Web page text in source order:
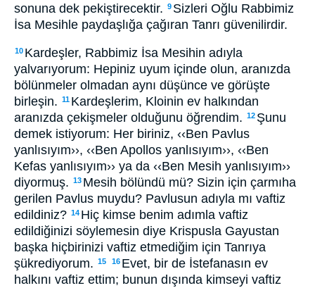
sonuna dek pekiştirecektir. 9 Sizleri Oğlu Rabbimiz
İsa Mesihle paydaşlığa çağıran Tanrı güvenilirdir.
10 Kardeşler, Rabbimiz İsa Mesihin adıyla
yalvarıyorum: Hepiniz uyum içinde olun, aranızda
bölünmeler olmadan aynı düşünce ve görüşte
birleşin. 11 Kardeşlerim, Kloinin ev halkından
aranızda çekişmeler olduğunu öğrendim. 12 Şunu
demek istiyorum: Her biriniz, ‹‹Ben Pavlus
yanlısıyım››, ‹‹Ben Apollos yanlısıyım››, ‹‹Ben
Kefas yanlısıyım›› ya da ‹‹Ben Mesih yanlısıyım››
diyormuş. 13 Mesih bölündü mü? Sizin için çarmıha
gerilen Pavlus muydu? Pavlusun adıyla mı vaftiz
edildiniz? 14 Hiç kimse benim adımla vaftiz
edildiğinizi söylemesin diye Krispusla Gayustan
başka hiçbirinizi vaftiz etmediğim için Tanrıya
şükrediyorum. 15 16 Evet, bir de İstefanasın ev
halkını vaftiz ettim; bunun dışında kimseyi vaftiz